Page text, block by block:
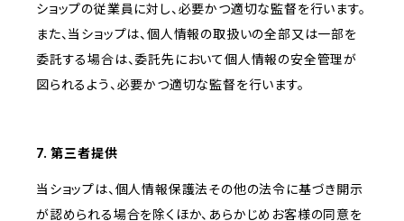
ショップの従業員に対し、必要かつ適切な監督を行います。
また、当ショップは、個人情報の取扱いの全部又は一部を
委託する場合は、委託先において個人情報の安全管理が
図られるよう、必要かつ適切な監督を行います。
7. 第三者提供
当ショップは、個人情報保護法その他の法令に基づき開示
が認められる場合を除くほか、あらかじめお客様の同意を